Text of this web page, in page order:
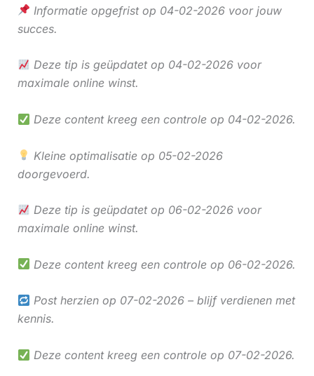
Informatie opgefrist op 04-02-2026 voor jouw
succes.
Deze tip is geüpdatet op 04-02-2026 voor
maximale online winst.
Deze content kreeg een controle op 04-02-2026.
Kleine optimalisatie op 05-02-2026
doorgevoerd.
Deze tip is geüpdatet op 06-02-2026 voor
maximale online winst.
Deze content kreeg een controle op 06-02-2026.
Post herzien op 07-02-2026 – blijf verdienen met
kennis.
Deze content kreeg een controle op 07-02-2026.